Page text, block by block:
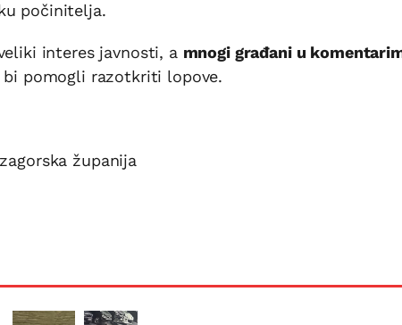
počinitelja.
interes javnosti, a mnogi građani u
bi pomogli razotkriti lopove.
županija